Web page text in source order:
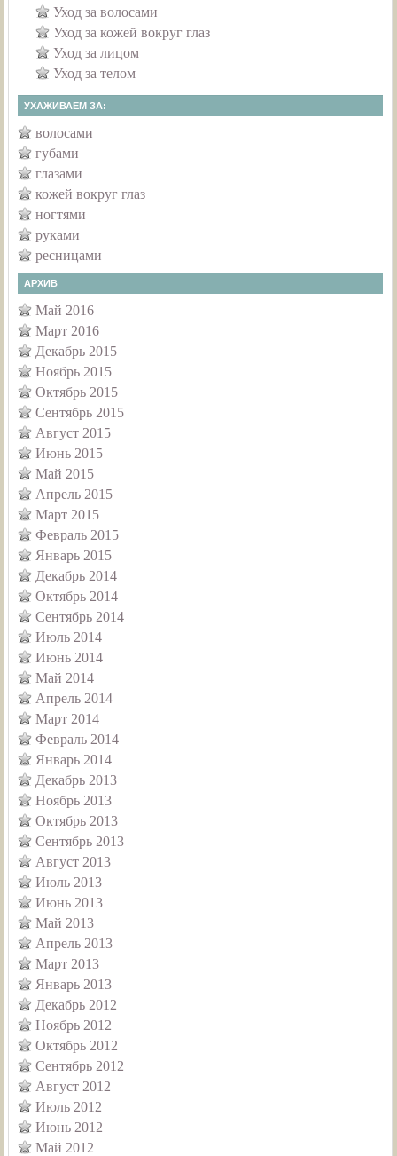
Уход за волосами
Уход за кожей вокруг глаз
Уход за лицом
Уход за телом
УХАЖИВАЕМ ЗА:
волосами
губами
глазами
кожей вокруг глаз
ногтями
руками
ресницами
АРХИВ
Май 2016
Март 2016
Декабрь 2015
Ноябрь 2015
Октябрь 2015
Сентябрь 2015
Август 2015
Июнь 2015
Май 2015
Апрель 2015
Март 2015
Февраль 2015
Январь 2015
Декабрь 2014
Октябрь 2014
Сентябрь 2014
Июль 2014
Июнь 2014
Май 2014
Апрель 2014
Март 2014
Февраль 2014
Январь 2014
Декабрь 2013
Ноябрь 2013
Октябрь 2013
Сентябрь 2013
Август 2013
Июль 2013
Июнь 2013
Май 2013
Апрель 2013
Март 2013
Январь 2013
Декабрь 2012
Ноябрь 2012
Октябрь 2012
Сентябрь 2012
Август 2012
Июль 2012
Июнь 2012
Май 2012